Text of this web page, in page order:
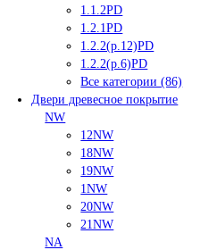
1.1.2PD
1.2.1PD
1.2.2(р.12)PD
1.2.2(р.6)PD
Все категории (86)
Двери древесное покрытие
NW
12NW
18NW
19NW
1NW
20NW
21NW
NA